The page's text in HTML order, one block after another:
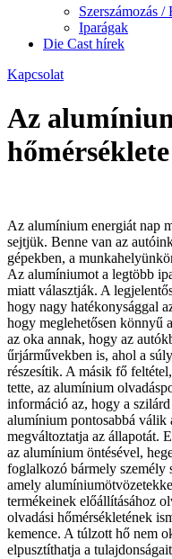
Szerszámozás /
Iparágak
Die Cast hírek
Kapcsolat
Az
hőmérséklete
Az alumínium energiát nap
sejtjük. Benne van az
gépekben, a
Az alumíniumot a legtöbb
miatt választják. A
hogy nagy hatékonysággal
hogy meglehetősen könnyű
az oka annak, hogy az
űrjárművekben is, ahol a
részesítik. A másik fő
tette, az alumínium
információ az, hogy a
alumínium pontosabbá válik
megváltoztatja az állapotát.
az alumínium öntésével,
foglalkozó bármely személy
amely
termékeinek előállításához
olvadási hőmérsékletének
kemence. A túlzott hő nem
elpusztíthatja a